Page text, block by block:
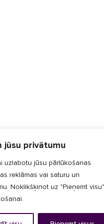
jūsu privātumu
uzlabotu jūsu pārlūkošanas
reklāmas vai saturu un
Noklikšķinot uz "Pieņemt